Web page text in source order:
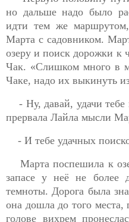
но дальше надо было
идти тем же
Марта с садовником.
озеру и поиск дорожки к
Чак. «Слишком много в
Чаке, надо их выкинуть
- Ну, давай, удачи
прервала Лайла мысли
- И тебе удачных
Марта поспешила к
запасе у неё не более
темноты. Дорога была
она дошла до того места,
голове вихрем